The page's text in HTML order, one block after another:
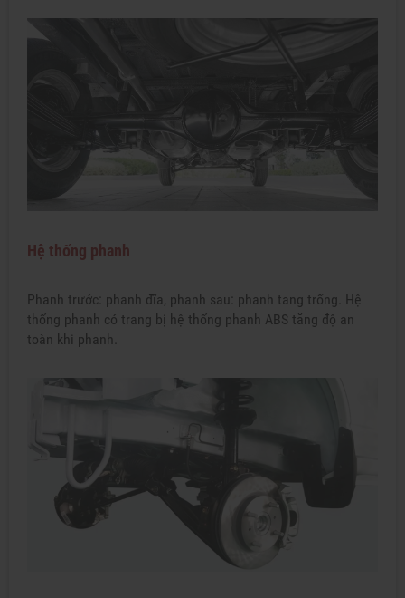
Hệ thống phanh
Phanh trước: phanh đĩa, phanh sau: phanh tang trống. Hệ
thống phanh có trang bị hệ thống phanh ABS tăng độ an
toàn khi phanh.